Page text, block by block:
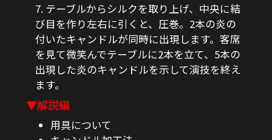
7. テーブルからシルクを取り上げ、中央に結
び目を作り左右に引くと、圧巻。2本の炎の
付いたキャンドルが同時に出現します。客席
を見て微笑んでテーブルに2本を立て、5本の
出現した炎のキャンドルを示して演技を終え
ます。
▼解説編
用具について